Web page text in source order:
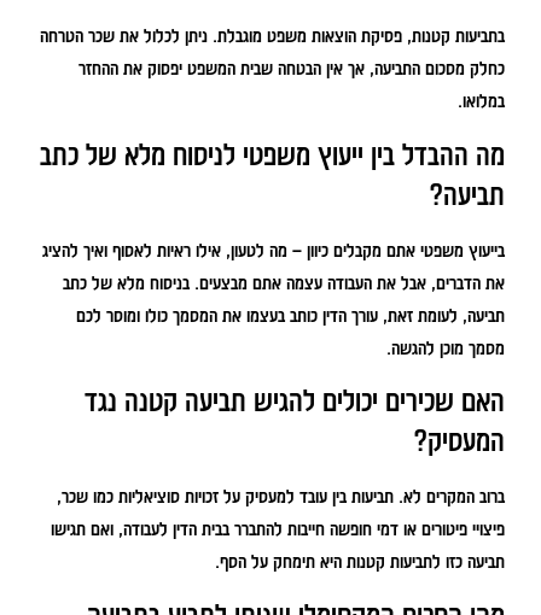
בתביעות קטנות, פסיקת הוצאות משפט מוגבלת. ניתן לכלול את שכר הטרחה
כחלק מסכום התביעה, אך אין הבטחה שבית המשפט יפסוק את ההחזר
במלואו.
מה ההבדל בין ייעוץ משפטי לניסוח מלא של כתב
תביעה?
בייעוץ משפטי אתם מקבלים כיוון – מה לטעון, אילו ראיות לאסוף ואיך להציג
את הדברים, אבל את העבודה עצמה אתם מבצעים. בניסוח מלא של כתב
תביעה, לעומת זאת, עורך הדין כותב בעצמו את המסמך כולו ומוסר לכם
מסמך מוכן להגשה.
האם שכירים יכולים להגיש תביעה קטנה נגד
המעסיק?
ברוב המקרים לא. תביעות בין עובד למעסיק על זכויות סוציאליות כמו שכר,
פיצויי פיטורים או דמי חופשה חייבות להתברר בבית הדין לעבודה, ואם תגישו
תביעה כזו לתביעות קטנות היא תימחק על הסף.